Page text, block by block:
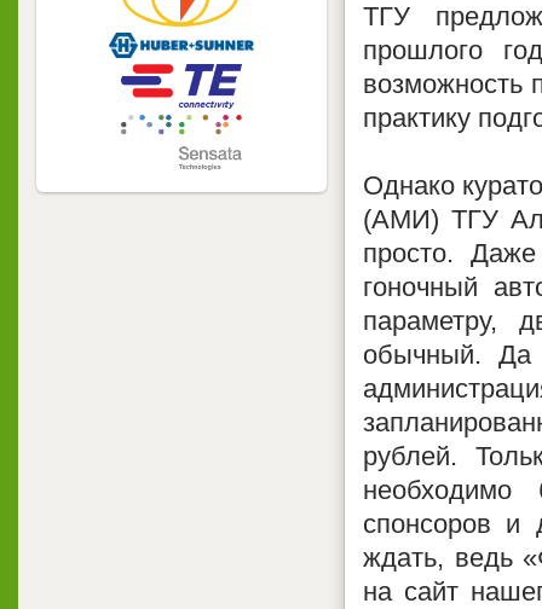
ТГУ
прошлого
возможность
практику
Однако
(АМИ) ТГУ
просто.
гоночный
параметру,
обычный. Да
рублей.
спонсоров и
ждать, ведь
на сайт